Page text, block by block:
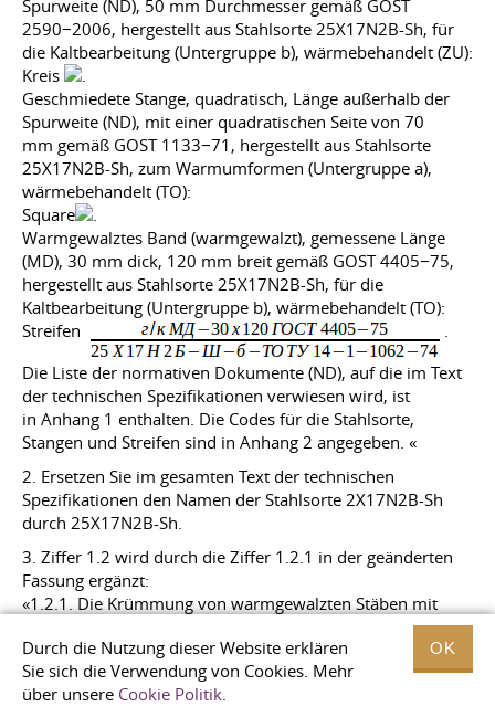
Durch die Nutzung dieser Website erklären
Sie sich die Verwendung von Cookies. Mehr
über unsere Cookie Politik.
OK
Spurweite (ND), 50 mm Durchmesser gemäß GOST
2590−2006, hergestellt aus Stahlsorte 25X17N2B-Sh, für
die Kaltbearbeitung (Untergruppe b), wärmebehandelt (ZU):
Kreis
.
Geschmiedete Stange, quadratisch, Länge außerhalb der
Spurweite (ND), mit einer quadratischen Seite von 70
mm gemäß GOST 1133−71, hergestellt aus Stahlsorte
25X17N2B-Sh, zum Warmumformen (Untergruppe a),
wärmebehandelt (TO):
Square
.
Warmgewalztes Band (warmgewalzt), gemessene Länge
(MD), 30 mm dick, 120 mm breit gemäß GOST 4405−75,
hergestellt aus Stahlsorte 25X17N2B-Sh, für die
Kaltbearbeitung (Untergruppe b), wärmebehandelt (TO):
Streifen
.
Die Liste der normativen Dokumente (ND), auf die im Text
der technischen Spezifikationen verwiesen wird, ist
in Anhang 1 enthalten. Die Codes für die Stahlsorte,
Stangen und Streifen sind in Anhang 2 angegeben. «
2. Ersetzen Sie im gesamten Text der technischen
Spezifikationen den Namen der Stahlsorte 2X17N2B-Sh
durch 25X17N2B-Sh.
3. Ziffer 1.2 wird durch die Ziffer 1.2.1 in der geänderten
Fassung ergänzt:
«1.2.1. Die Krümmung von warmgewalzten Stäben mit
einem Durchmesser über 200 mm sollte nicht mehr als
0,5% der Länge betragen. «
4. Abschnitt 3.8. Zweiter Absatz. Ersetzen Sie die
Sortimentsbezeichnung «Ø" durch die Worte: